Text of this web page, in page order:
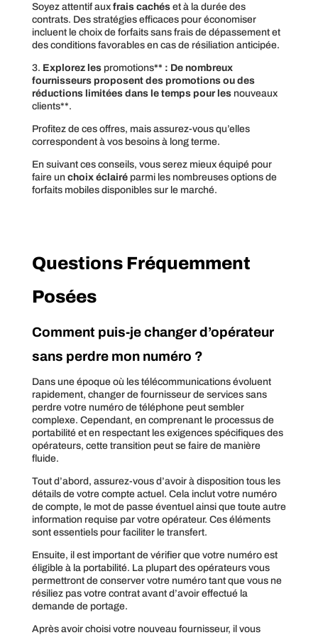
Soyez attentif aux frais cachéset à la durée des
contrats. Des stratégies efficaces pour économiser
incluent le choix de forfaits sans frais de dépassement et
des conditions favorables en cas de résiliation anticipée.
3. Explorez les promotions** : De nombreux
fournisseurs proposent des promotions ou des
réductions limitées dans le temps pour les nouveaux
clients**.
Profitez de ces offres, mais assurez-vous qu’elles
correspondent à vos besoins à long terme.
En suivant ces conseils, vous serez mieux équipé pour
faire un choix éclairéparmi les nombreuses options de
forfaits mobiles disponibles sur le marché.
Questions Fréquemment
Posées
Comment puis-je changer d’opérateur
sans perdre mon numéro ?
Dans une époque où les télécommunications évoluent
rapidement, changer de fournisseur de services sans
perdre votre numéro de téléphone peut sembler
complexe. Cependant, en comprenant le processus de
portabilité et en respectant les exigences spécifiques des
opérateurs, cette transition peut se faire de manière
fluide.
Tout d’abord, assurez-vous d’avoir à disposition tous les
détails de votre compte actuel. Cela inclut votre numéro
de compte, le mot de passe éventuel ainsi que toute autre
information requise par votre opérateur. Ces éléments
sont essentiels pour faciliter le transfert.
Ensuite, il est important de vérifier que votre numéro est
éligible à la portabilité. La plupart des opérateurs vous
permettront de conserver votre numéro tant que vous ne
résiliez pas votre contrat avant d’avoir effectué la
demande de portage.
Après avoir choisi votre nouveau fournisseur, il vous